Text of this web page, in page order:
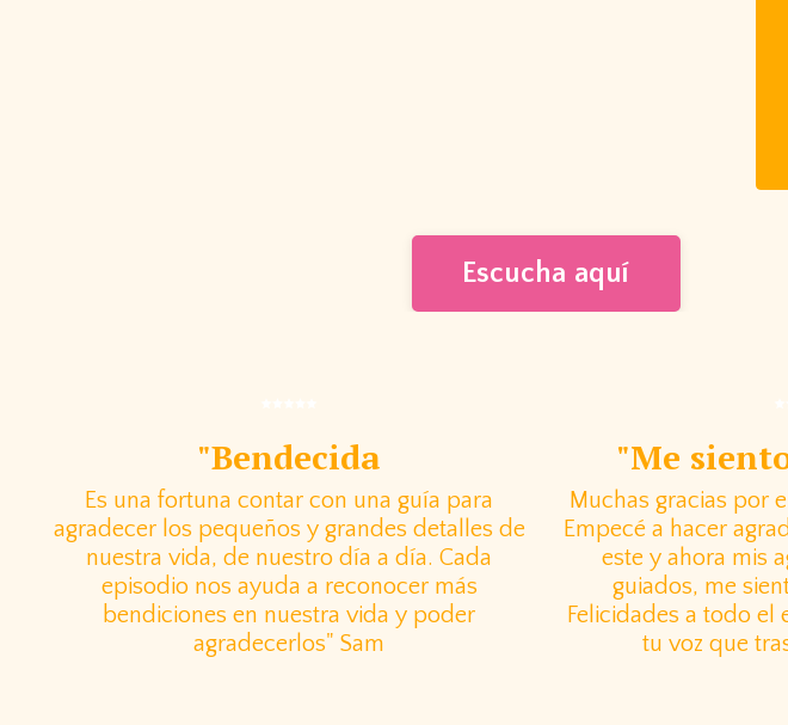
Escucha aquí
"Bendecida
Es una fortuna contar con una guía para
agradecer los pequeños y grandes detalles de
nuestra vida, de nuestro día a día. Cada
episodio nos ayuda a reconocer más
bendiciones en nuestra vida y poder
agradecerlos" Sam
"Me
Muchas gracias por
Empecé a hacer
este y ahora mis
guiados, me
Felicidades a todo
tu voz que